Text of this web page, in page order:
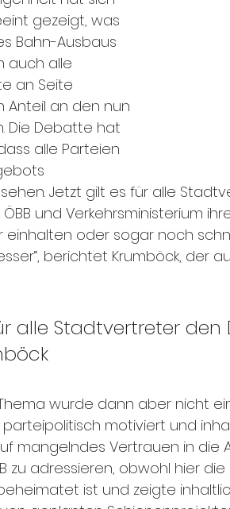
gezeigt, was
Bahn-Ausbaus
auch alle
an Seite
Anteil an den nun
Die Debatte hat
alle Parteien
Jetzt gilt es für alle
und Verkehrsministerium
einhalten oder sogar noch
berichtet Krumböck, der
alle Stadtvertreter den
wurde dann aber nicht
motiviert und
mangelndes Vertrauen in die
zu adressieren, obwohl hier
ist und zeigte